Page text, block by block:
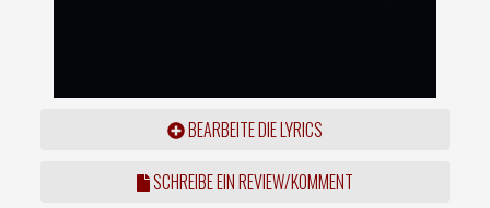
BEARBEITE DIE LYRICS
SCHREIBE EIN REVIEW/KOMMENT